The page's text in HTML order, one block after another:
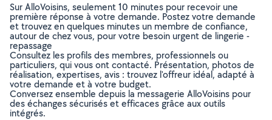
Sur AlloVoisins, seulement 10 minutes pour recevoir une
première réponse à votre demande. Postez votre demande
et trouvez en quelques minutes un membre de confiance,
autour de chez vous, pour votre besoin urgent de lingerie -
repassage
Consultez les profils des membres, professionnels ou
particuliers, qui vous ont contacté. Présentation, photos de
réalisation, expertises, avis : trouvez l'offreur idéal, adapté à
votre demande et à votre budget.
Conversez ensemble depuis la messagerie AlloVoisins pour
des échanges sécurisés et efficaces grâce aux outils
intégrés.